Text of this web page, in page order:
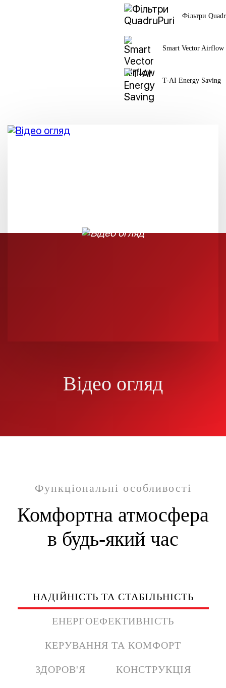
Фільтри
Smart Vector Airflow
T-AI Energy Saving
Відео огляд
Функціональні особливості
Комфортна атмосфера
в будь-який час
НАДІЙНІСТЬ ТА СТАБІЛЬНІСТЬ
ЕНЕРГОЕФЕКТИВНІСТЬ
КЕРУВАННЯ ТА КОМФОРТ
ЗДОРОВ'Я КОНСТРУКЦІЯ